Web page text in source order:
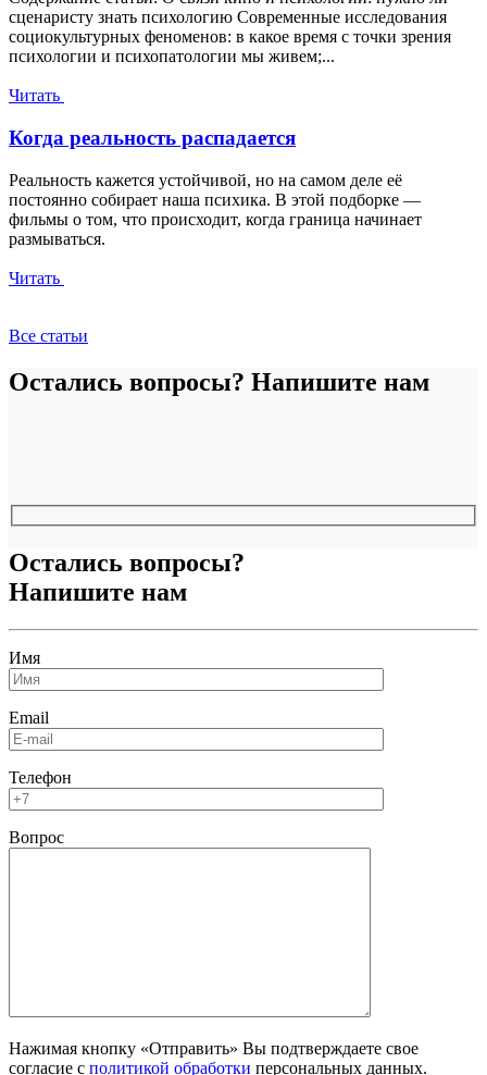
сценаристу знать психологию Современные исследования
социокультурных феноменов: в какое время с точки зрения
психологии и психопатологии мы живем;...
Читать
Когда реальность распадается
Реальность кажется устойчивой, но на самом деле её
постоянно собирает наша психика. В этой подборке —
фильмы о том, что происходит, когда граница начинает
размываться.
Читать
Все статьи
Остались вопросы? Напишите нам
Остались вопросы?
Напишите нам
Имя
Email
Телефон
Вопрос
Нажимая кнопку «Отправить» Вы подтверждаете свое
согласие с политикой обработки персональных данных.